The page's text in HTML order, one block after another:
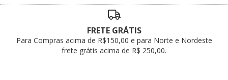
FRETE GRÁTIS
Para Compras acima de R$150,00 e para Norte e Nordeste
frete grátis acima de R$ 250,00.